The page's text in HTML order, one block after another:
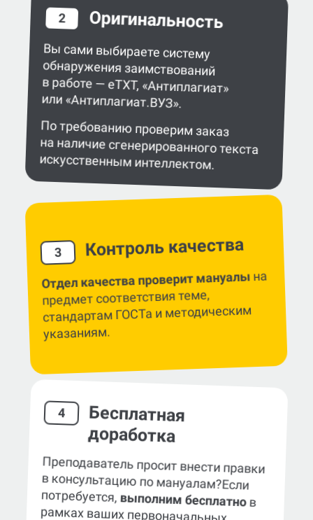
2 Оригинальность
Вы сами выбираете систему
обнаружения заимствований
в работе — eTXT, «Антиплагиат»
или «Антиплагиат.ВУЗ».
По требованию проверим заказ
на наличие сгенерированного текста
искусственным интеллектом.
3 Контроль качества
Отдел качества проверит мануалына
предмет соответствия теме,
стандартам ГОСТа и методическим
указаниям.
4 Бесплатная
доработка
Преподаватель просит внести правки
в консультацию по мануалам?Если
потребуется,выполним бесплатнов
рамках ваших первоначальных